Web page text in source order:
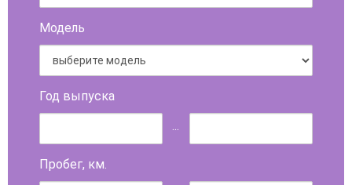
Модель
Год выпуска
...
Пробег, км.